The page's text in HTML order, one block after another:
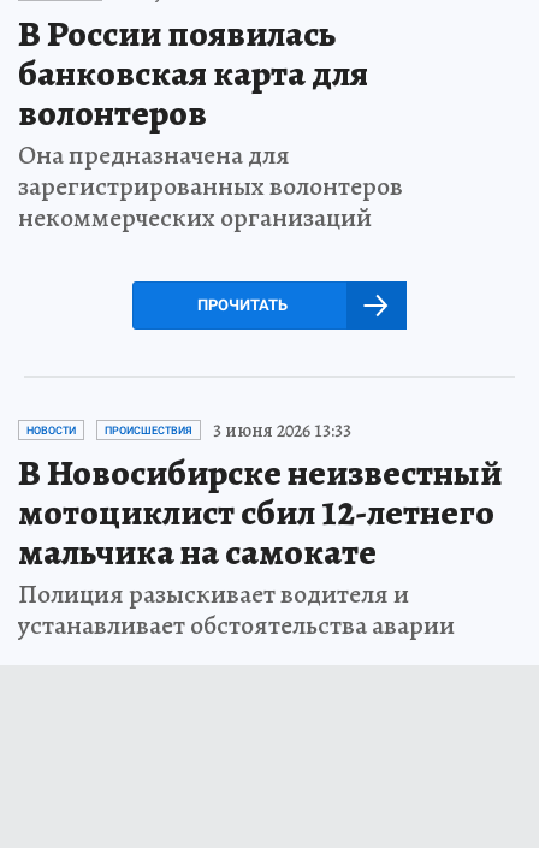
В России появилась
банковская карта для
волонтеров
Она предназначена для
зарегистрированных волонтеров
некоммерческих организаций
ПРОЧИТАТЬ
НОВОСТИ ПРОИСШЕСТВИЯ 3 июня 2026 13:33
В Новосибирске неизвестный
мотоциклист сбил 12-летнего
мальчика на самокате
Полиция разыскивает водителя и
устанавливает обстоятельства аварии